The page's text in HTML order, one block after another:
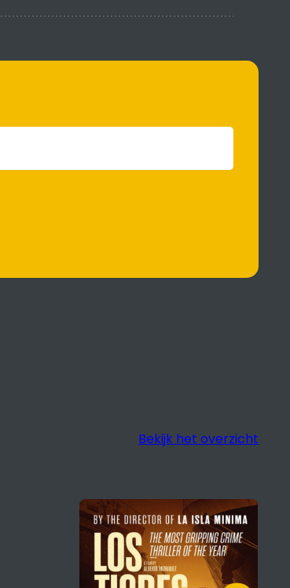
Bekijk het overzicht